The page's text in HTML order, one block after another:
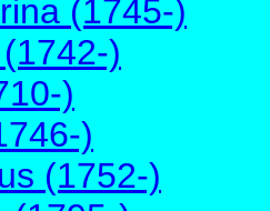
(1745-)
)
)
)
(1752-)